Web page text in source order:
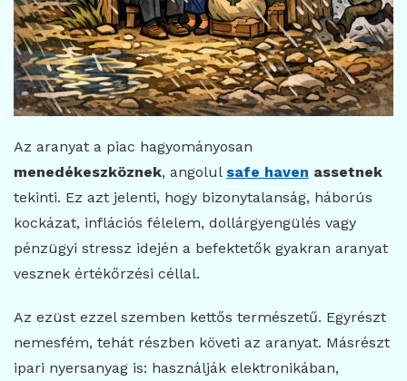
Az aranyat a piac hagyományosan
menedékeszköznek, angolul safe haven assetnek
tekinti. Ez azt jelenti, hogy bizonytalanság, háborús
kockázat, inflációs félelem, dollárgyengülés vagy
pénzügyi stressz idején a befektetők gyakran aranyat
vesznek értékőrzési céllal.
Az ezüst ezzel szemben kettős természetű. Egyrészt
nemesfém, tehát részben követi az aranyat. Másrészt
ipari nyersanyag is: használják elektronikában,